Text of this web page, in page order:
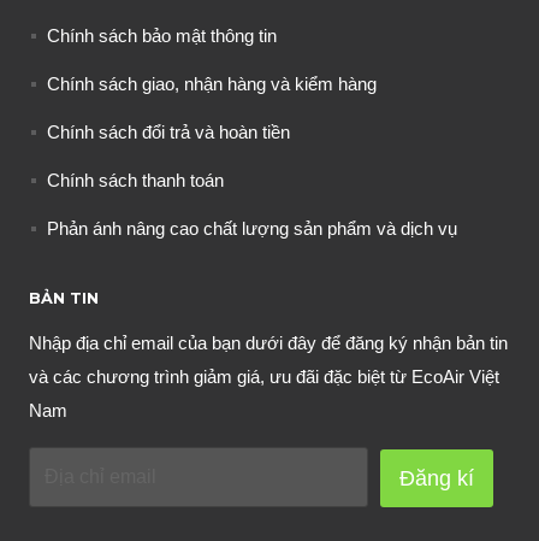
Chính sách bảo mật thông tin
Chính sách giao, nhận hàng và kiểm hàng
Chính sách đổi trả và hoàn tiền
Chính sách thanh toán
Phản ánh nâng cao chất lượng sản phẩm và dịch vụ
BẢN TIN
Nhập địa chỉ email của bạn dưới đây để đăng ký nhận bản tin
và các chương trình giảm giá, ưu đãi đặc biệt từ EcoAir Việt
Nam
Đăng kí